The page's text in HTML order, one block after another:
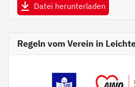
Datei herunterladen
Regeln vom Verein in